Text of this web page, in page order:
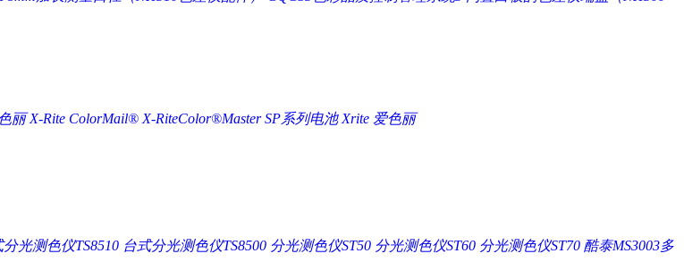
丽 X-Rite ColorMail® X-RiteColor®Master SP系列电池 Xrite 爱色丽
分光测色仪TS8510 台式分光测色仪TS8500 分光测色仪ST50 分光测色仪ST60 分光测色仪ST70 酷泰MS3003多